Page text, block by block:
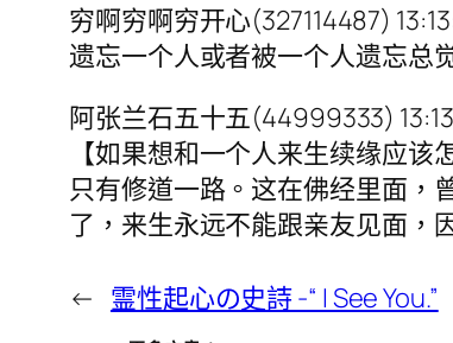
穷啊穷啊穷开心(327114487)
遗忘一个人或者被一个人遗忘
阿张兰石五十五(44999333)
【如果想和一个人来生续缘应该
只有修道一路。这在佛经里面，
了，来生永远不能跟亲友见面，
← 霊性起心の史詩 -“ I See You.”